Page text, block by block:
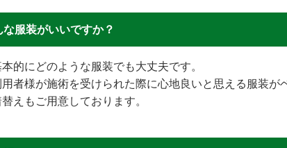
な服装がいいですか？
的にどのような服装でも大丈夫です。
者様が施術を受けられた際に心地良いと思える服装が
えもご用意しております。